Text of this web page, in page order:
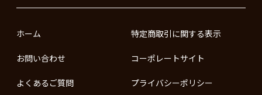
ホーム
お問い合わせ
よくあるご質問
特定商取引に関する表示
コーポレートサイト
プライバシーポリシー